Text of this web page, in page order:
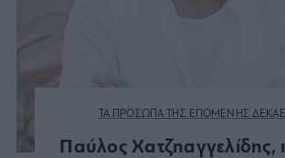
ΤΑ ΠΡΟΣΩΠΑ ΤΗΣ ΕΠΟΜΕΝΗΣ
Παύλος Χατζηαγγελίδης,